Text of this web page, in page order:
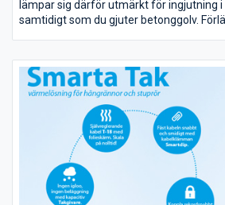
lämpar sig därför utmärkt för ingjutning i
samtidigt som du gjuter betonggolv.